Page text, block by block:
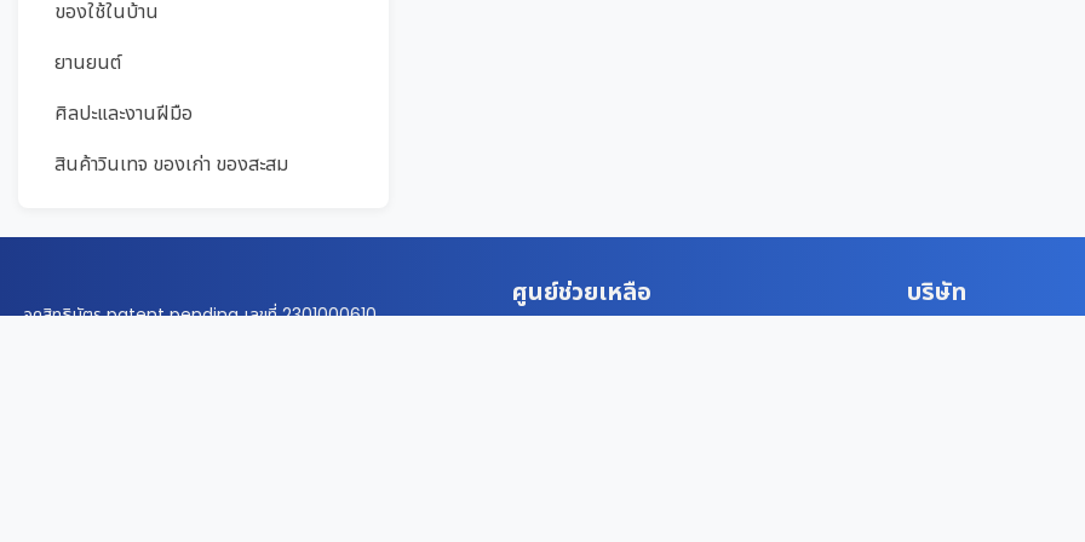
ของใช้ในบ้าน
ยานยนต์
ศิลปะและงานฝีมือ
สินค้าวินเทจ ของเก่า ของสะสม
จดสิทธิบัตร patent pending เลขที่ 2301000610
ศูนย์ช่วยเหลือ บริษัท